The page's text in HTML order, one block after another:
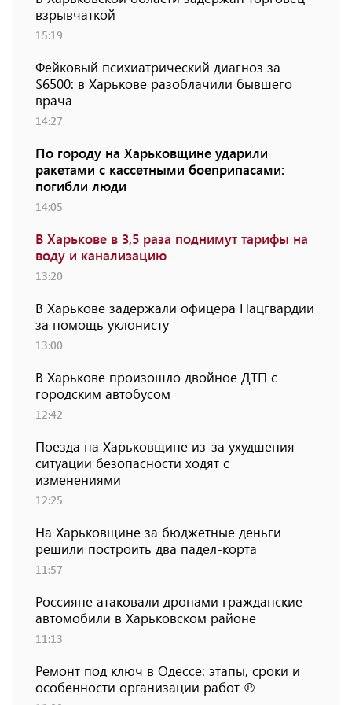
взрывчаткой
15:19
Фейковый психиатрический диагноз за
$6500: в Харькове разоблачили бывшего
врача
14:27
По городу на Харьковщине ударили
ракетами с кассетными боеприпасами:
погибли люди
14:05
В Харькове в 3,5 раза поднимут тарифы на
воду и канализацию
13:20
В Харькове задержали офицера Нацгвардии
за помощь уклонисту
13:00
В Харькове произошло двойное ДТП с
городским автобусом
12:42
Поезда на Харьковщине из-за ухудшения
ситуации безопасности ходят с
изменениями
12:25
На Харьковщине за бюджетные деньги
решили построить два падел-корта
11:57
Россияне атаковали дронами гражданские
автомобили в Харьковском районе
11:13
Ремонт под ключ в Одессе: этапы, сроки и
особенности организации работ ℗